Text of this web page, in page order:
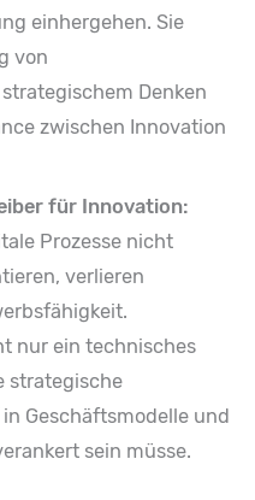
einhergehen. Sie
von
Denken
zwischen Innovation
für Innovation:
Prozesse nicht
verlieren
nur ein technisches
strategische
Geschäftsmodelle und
sein müsse.